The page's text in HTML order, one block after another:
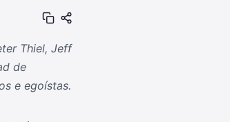
Thiel, Jeff
de
e egoístas.